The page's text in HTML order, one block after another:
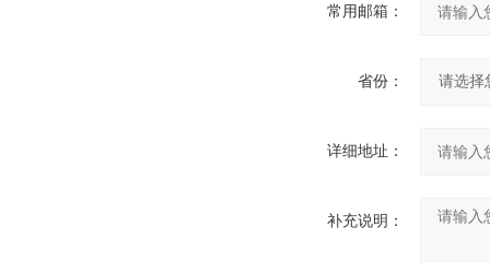
常用邮箱：
省份：
详细地址：
补充说明：